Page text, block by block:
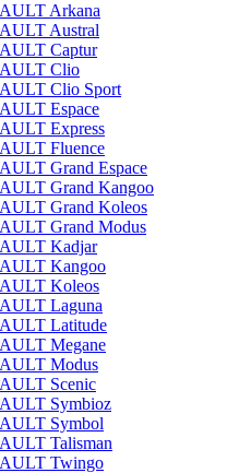
Arkana
Austral
Captur
Clio
Clio Sport
Espace
Express
Fluence
Grand Espace
Grand Kangoo
Grand Koleos
Grand Modus
Kadjar
Kangoo
Koleos
Laguna
Latitude
Megane
Modus
Scenic
Symbioz
Symbol
Talisman
Twingo